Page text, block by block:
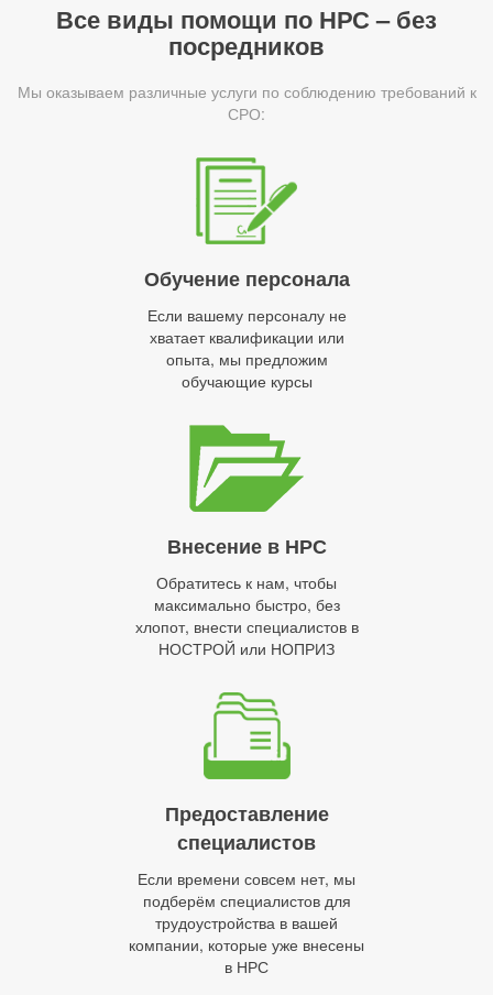
Все виды помощи по НРС – без
посредников
Мы оказываем различные услуги по соблюдению требований к
СРО:
Обучение персонала
Если вашему персоналу не
хватает квалификации или
опыта, мы предложим
обучающие курсы
Внесение в НРС
Обратитесь к нам, чтобы
максимально быстро, без
хлопот, внести специалистов в
НОСТРОЙ или НОПРИЗ
Предоставление
специалистов
Если времени совсем нет, мы
подберём специалистов для
трудоустройства в вашей
компании, которые уже внесены
в НРС